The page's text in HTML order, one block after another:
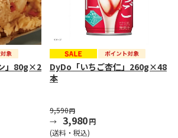
」80g×2
DyDo「いちご杏仁」260g×48
本
9,590円
3,980円
(送料・税込)